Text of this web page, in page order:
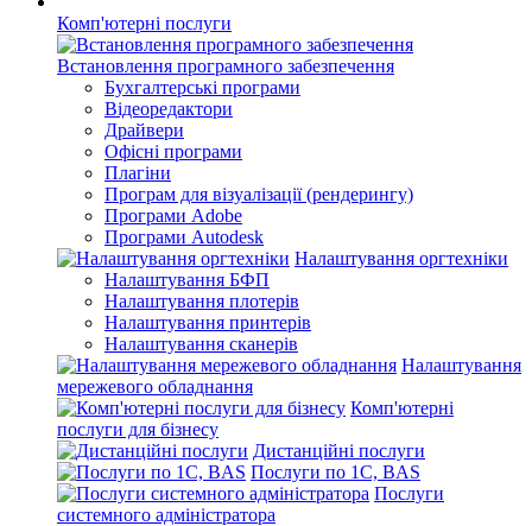
Комп'ютерні послуги
Встановлення програмного забезпечення
Бухгалтерські програми
Відеоредактори
Драйвери
Офісні програми
Плагіни
Програм для візуалізації (рендерингу)
Програми Adobe
Програми Autodesk
Налаштування оргтехніки
Налаштування БФП
Налаштування плотерів
Налаштування принтерів
Налаштування сканерів
Налаштування
мережевого обладнання
Комп'ютерні
послуги для бізнесу
Дистанційні послуги
Послуги по 1С, BAS
Послуги
системного адміністратора